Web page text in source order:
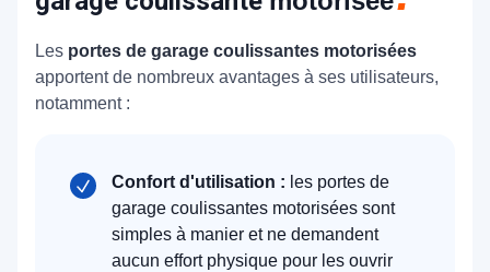
Les portes de garage coulissantes motorisées
apportent de nombreux avantages à ses utilisateurs,
notamment :
Confort d'utilisation : les portes de
garage coulissantes motorisées sont
simples à manier et ne demandent
aucun effort physique pour les ouvrir